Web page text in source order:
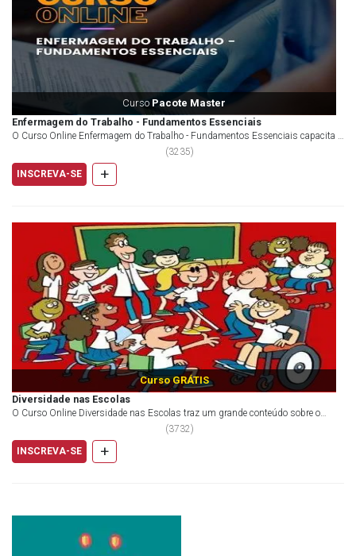
Curso Pacote Master
Enfermagem do Trabalho - Fundamentos Essenciais
O Curso Online Enfermagem do Trabalho - Fundamentos Essenciais capacita o
(3235)
INSCREVA-SE
+
Curso GRÁTIS
Diversidade nas Escolas
O Curso Online Diversidade nas Escolas traz um grande conteúdo sobre o
convívio entre as diferenças no ambiente esc...
(3732)
INSCREVA-SE
+